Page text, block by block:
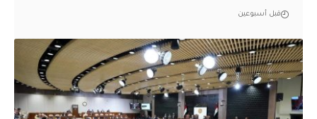
قبل أسبوعين